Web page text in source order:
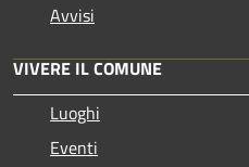
Avvisi
VIVERE IL COMUNE
Luoghi
Eventi